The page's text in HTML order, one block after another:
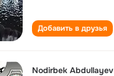
Добавить в друзья
Nodirbek Abdullayev